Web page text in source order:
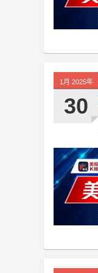
1月 2025年
30